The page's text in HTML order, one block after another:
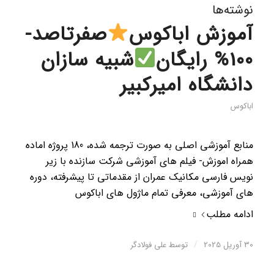
نوشته‌ها
آموزش اباکوس
صفرتاصد-
100% رایگان
شبیه سازان
دانشگاه امیرکبیر
اباکوس
منابع آموزشی اصلی به صورت ترجمه شده، 180 پروژه اماده
همراه اموزش- فیلم های آموزشی شرکت سازنده با زیر
نویس فارسی مکانیک عمران از مقدماتی تا پیشرفته، دوره
های آموزشی، معرفی تمام ماژول های اباکوس
ادامه مطلب
30 آوریل 2025 / توسطعلی فولادگر